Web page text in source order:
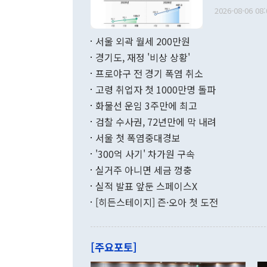
다. [정동영 통일부 장관이 지난달 23일 오후 서울 종로구 정부서울청사에
무너졌다고
함께 4자 대
"우리의 선
관은 업무
이 9월 러시
료=한국은행] 한국은행이 6일 발표한 '2026년 6월 국제수지(잠정)'
며 월간 기
196.9% 급
수출은
기록했지만
로 전환됐다.
는 배당수입
였던 올해 3
2026-08-06
서울 외곽 월세 200만원
경기도, 재정 '비상 상황'
프로야구 전 경기 폭염 취소
고령 취업자 첫 1000만명 돌파
화물선 운임 3주만에 최고
검찰 수사권, 72년만에 막 내려
서울 첫 폭염중대경보
'300억 사기' 차가원 구속
실거주 아니면 세금 껑충
실적 발표 앞둔 스페이스X
[히든스테이지] 즌·오아 첫 도전
[주요포토]